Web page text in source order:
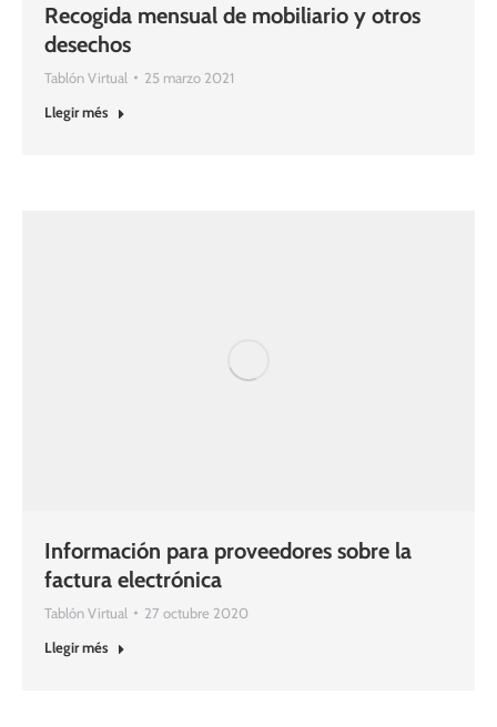
Recogida mensual de mobiliario y otros
desechos
Tablón Virtual
25 marzo 2021
Llegir més
Información para proveedores sobre la
factura electrónica
Tablón Virtual
27 octubre 2020
Llegir més